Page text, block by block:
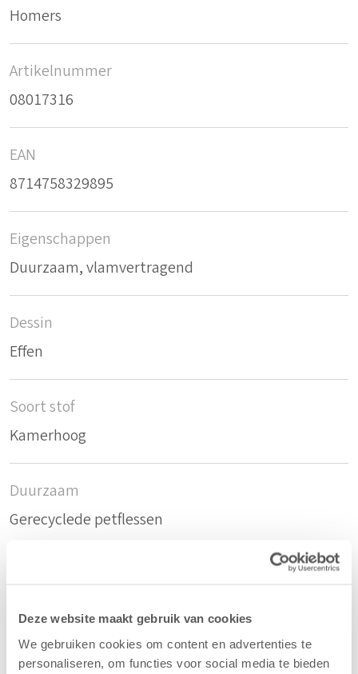
Deze website maakt gebruik van cookies
We gebruiken cookies om content en advertenties te
personaliseren, om functies voor social media te bieden
Homers
Artikelnummer
08017316
EAN
8714758329895
Eigenschappen
Duurzaam, vlamvertragend
Dessin
Effen
Soort stof
Kamerhoog
Duurzaam
Gerecyclede petflessen
Kleur